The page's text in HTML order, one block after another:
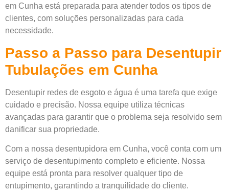
em Cunha está preparada para atender todos os tipos de
clientes, com soluções personalizadas para cada
necessidade.
Passo a Passo para Desentupir
Tubulações em Cunha
Desentupir redes de esgoto e água é uma tarefa que exige
cuidado e precisão. Nossa equipe utiliza técnicas
avançadas para garantir que o problema seja resolvido sem
danificar sua propriedade.
Com a nossa desentupidora em Cunha, você conta com um
serviço de desentupimento completo e eficiente. Nossa
equipe está pronta para resolver qualquer tipo de
entupimento, garantindo a tranquilidade do cliente.